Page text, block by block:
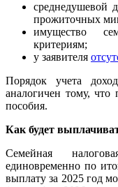
среднедушевой
прожиточных
имущество
критериям;
у заявителя
Порядок учета
аналогичен тому,
пособия.
Как будет
Семейная
единовременно по
выплату за 2025 год